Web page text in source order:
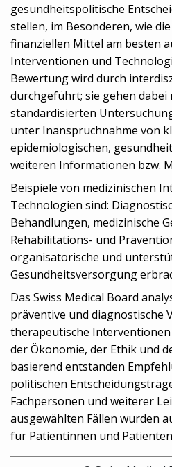
gesundheitspolitische
stellen, im Besonderen, wie
finanziellen Mittel am besten
Interventionen und
Bewertung wird durch
durchgeführt; sie gehen dabei
standardisierten
unter Inanspruchnahme von
epidemiologischen,
weiteren Informationen bzw.
Beispiele von medizinischen
Technologien sind:
Behandlungen, medizinische
Rehabilitations- und
organisatorische und
Gesundheitsversorgung
Das Swiss Medical Board
präventive und diagnostische
therapeutische Interventionen
der Ökonomie, der Ethik und
basierend entstanden
politischen
Fachpersonen und weiterer
ausgewählten Fällen wurden
für Patientinnen und